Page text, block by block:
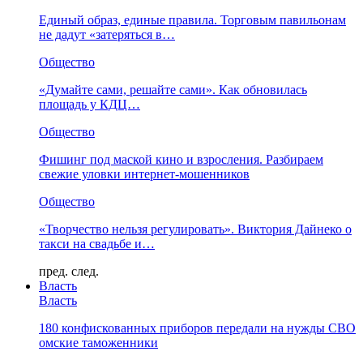
Единый образ, единые правила. Торговым павильонам
не дадут «затеряться в…
Общество
«Думайте сами, решайте сами». Как обновилась
площадь у КДЦ…
Общество
Фишинг под маской кино и взросления. Разбираем
свежие уловки интернет-мошенников
Общество
«Творчество нельзя регулировать». Виктория Дайнеко о
такси на свадьбе и…
пред. след.
Власть
Власть
180 конфискованных приборов передали на нужды СВО
омские таможенники